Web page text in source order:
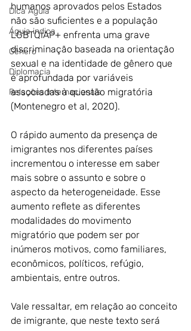
Dica Águia
Águia indica
Gênero
Diplomacia
Relações Internacionais
humanos aprovados pelos Estados
não são suficientes e a população
LGBTQIAP+ enfrenta uma grave
discriminação baseada na orientação
sexual e na identidade de gênero que
é aprofundada por variáveis ​​
associadas à questão migratória
(Montenegro et al, 2020).
O rápido aumento da presença de
imigrantes nos diferentes países
incrementou o interesse em saber
mais sobre o assunto e sobre o
aspecto da heterogeneidade. Esse
aumento reflete as diferentes
modalidades do movimento
migratório que podem ser por
inúmeros motivos, como familiares,
econômicos, políticos, refúgio,
ambientais, entre outros.
Vale ressaltar, em relação ao conceito
de imigrante, que neste texto será